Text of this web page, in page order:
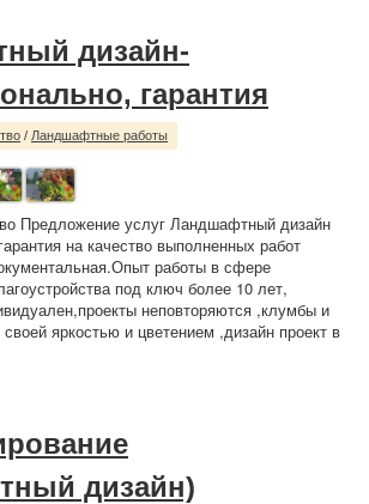
дизайн-
гарантия
/ Ландшафтные работы
Предложение услуг Ландшафтный дизайн
на качество выполненных работ
работы в сфере
под ключ более 10 лет,
неповторяются ,клумбы и
яркостью и цветением ,дизайн проект в
дизайн)